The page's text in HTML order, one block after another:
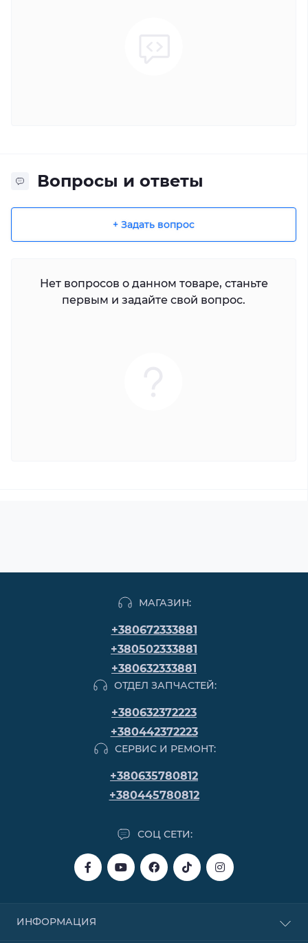
Вопросы и ответы
+ Задать вопрос
Нет вопросов о данном товаре, станьте
первым и задайте свой вопрос.
МАГАЗИН:
+380672333881
+380502333881
+380632333881
ОТДЕЛ ЗАПЧАСТЕЙ:
+380632372223
+380442372223
СЕРВИС И РЕМОНТ:
+380635780812
+380445780812
СОЦ СЕТИ:
ИНФОРМАЦИЯ